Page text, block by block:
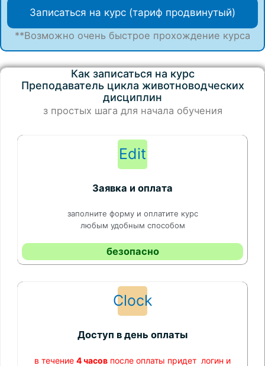
Записаться на курс (тариф продвинутый)
**Возможно очень быстрое прохождение курса
Как записаться на курс
Преподаватель цикла животноводческих
дисциплин
з простых шага для начала обучения
Edit
Заявка и оплата
заполните форму и оплатите курс
любым удобным способом
безопасно
Clock
Доступ в день оплаты
в течение 4 часов после оплаты придет логин и